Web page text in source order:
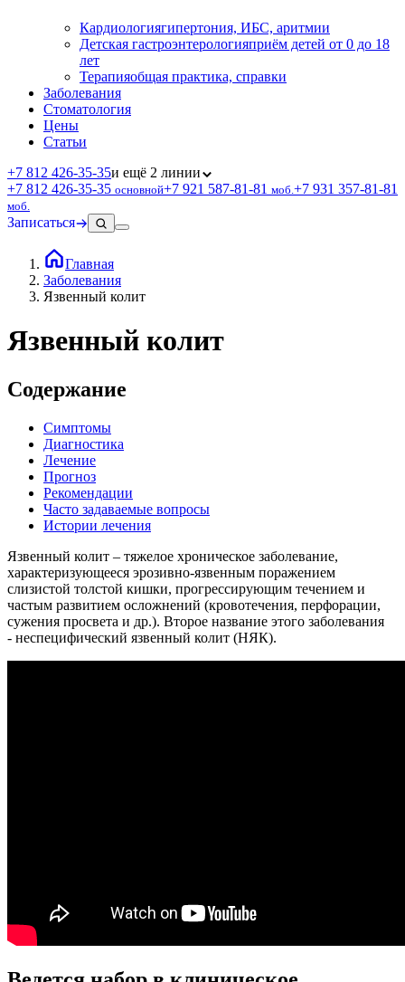
Кардиологиягипертония, ИБС, аритмии
Детская гастроэнтерологияприём детей от 0 до 18
лет
Терапияобщая практика, справки
Заболевания
Стоматология
Цены
Статьи
+7 812 426‑35‑35и ещё 2 линии
+7 812 426‑35‑35 основной+7 921 587‑81‑81 моб. +7 931 357‑81‑81
моб.
Записаться
Главная
Заболевания
Язвенный колит
Язвенный колит
Содержание
Симптомы
Диагностика
Лечение
Прогноз
Рекомендации
Часто задаваемые вопросы
Истории лечения
Язвенный колит – тяжелое хроническое заболевание,
характеризующееся эрозивно-язвенным поражением
слизистой толстой кишки, прогрессирующим течением и
частым развитием осложнений (кровотечения, перфорации,
сужения просвета и др.). Второе название этого заболевания
- неспецифический язвенный колит (НЯК).